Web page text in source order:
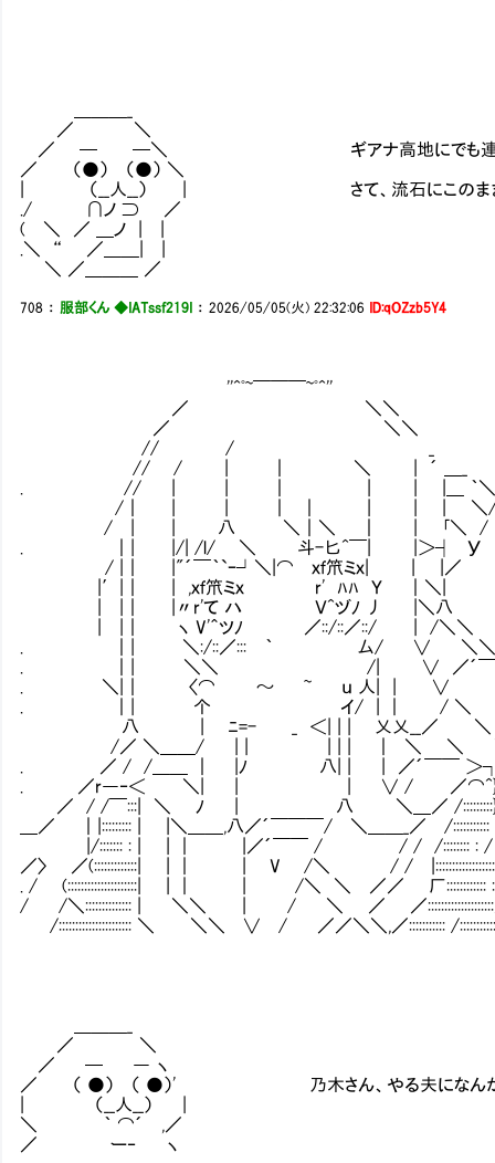
／ ＼
／ ─ ─＼ ギアナ高地にでも連れ出して武者
／ （●） （●） ＼
| （__人__） | さて、流石にこのまま情報なし
./ ∩ノ ⊃ ／ γ ￣￣￣
( ＼ ／ ＿ノ | | ｜ い
.＼ “ ／＿＿| | 乂＿＿
＼ ／＿＿＿ ／
708 ： 服部くん ◆IATssf219I ：2026/05/05(火) 22:32:06 ID:qOZzb5Y4
''^ﾟ~￣￣￣~ﾟ^''
／ ＼＼
／ ＼＼
// / _
// / | ｜ ＼ | ´ ＿_
. // | | ｜ | | |＿ ｀
/｜ | | ｜ ｜ | | | ＼
/ | | 八 ＼｜＼ ｜ | ｢＼ /
. ｜| |/| /l/ ＼ 斗-匕^￣| |＞┤ У
/ |｜ |"´￣｀`ｰ┘＼|⌒ ｘｆ笊ミｘ| | |／
|′|｜ | ,ｘｆ笊ミｘ r' ﾊﾊ Ｙ ｜＼|
| |｜ |〃r'て ハ Ｖ^ヅﾉ 丿 |＼八
| |｜ ヽ V'＾ツﾉ ／::/::／::/ | /＼
. ｜| ＼:/::／::: ｀ 厶/ ∨ ＼
. ｜| ＼＼ /| ∨ ／´￣ 話が
. ＼|｜ 〈⌒ ～ ~ ｕ 人| | ∨
. ｜| 个 イ/ | ｜ / ＼
八 | ﾆ=- _ ＜| | | 乂乂__／ ＼
/／ ＼＿＿/ | | | | | ｜ ＼ ＼
. ／ / /＿＿ ｜ |ﾉ 八| | | ／´￣￣ ＞
. ／r―‐＜ ＼| | | ∨ / ／⌒^} ＼
／ / /￣:::| ＼ ﾉ | 八 ＼＿／ /
＿／ ｜|::::::::: | |＼＿＿,八／´￣￣￣/ ＼＿＿_／
|/::::::: : | | ｜ |／´￣￣ / / / /::::::::
／〉 ／(:::::::::::::| | ｜ | V /＼ / /
. / (:::::::::::::::::::::| | ｜ | /＼ ＼ ／／ 厂
/ /＼:::::::::::::: | ＼＼ | / ＼ ／ ／::::::::::::::::::::
/:::::::::::::::::::::: ＼ ＼＼ ∨ / ／／＼＼,／::::::::::: /
／ ＼
／ ─ ― ヽ
／ （ ●） （ ●）' 乃木さん、やる夫になんか
| （__人__） |
＼ ｀ ⌒´ ,／
／ ー‐ ヽ